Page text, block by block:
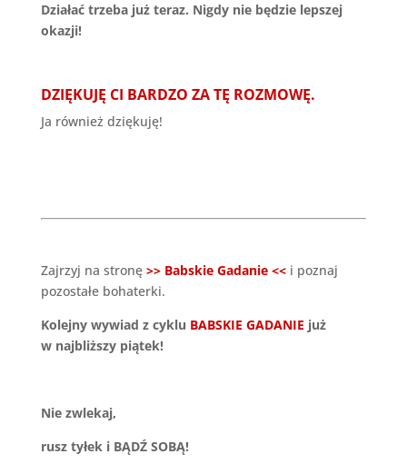
Działać trzeba już teraz. Nigdy nie będzie lepszej
okazji!
DZIĘKUJĘ CI BARDZO ZA TĘ ROZMOWĘ.
Ja również dziękuję!
Zajrzyj na stronę >> Babskie Gadanie << i poznaj
pozostałe bohaterki.
Kolejny wywiad z cyklu BABSKIE GADANIE już
w najbliższy piątek!
Nie zwlekaj,
rusz tyłek i BĄDŹ SOBĄ!